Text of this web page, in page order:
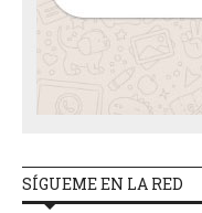
SÍGUEME EN LA RED